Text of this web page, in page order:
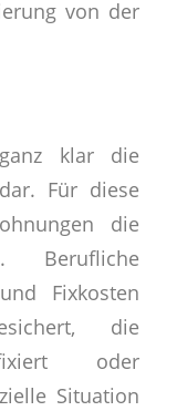
von der
klar die
Für diese
die
Berufliche
Fixkosten
die
oder
Situation